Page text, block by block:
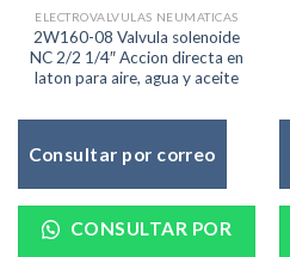
ELECTROVALVULAS NEUMATICAS
2W160-08 Valvula solenoide
NC 2/2 1/4″ Accion directa en
laton para aire, agua y aceite
Consultar por correo
CONSULTAR POR